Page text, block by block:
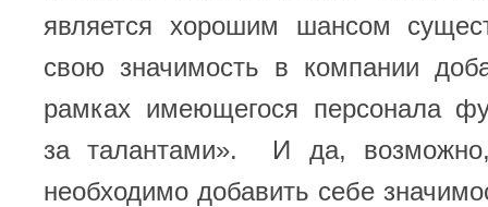
является хорошим шансом
свою значимость в компании
рамках имеющегося персонала
за талантами». И да,
необходимо добавить себе